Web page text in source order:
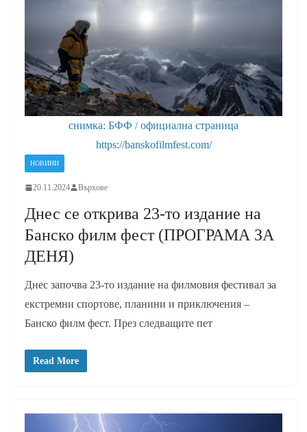
снимка: БФФ / официална страница
https://banskofilmfest.com/
НОВИНИ
20.11.2024 Върхове
Днес се открива 23-то издание на
Банско филм фест (ПРОГРАМА ЗА
ДЕНЯ)
Днес започва 23-то издание на филмовия фестивал за
екстремни спортове, планини и приключения –
Банско филм фест. През следващите пет
Read More